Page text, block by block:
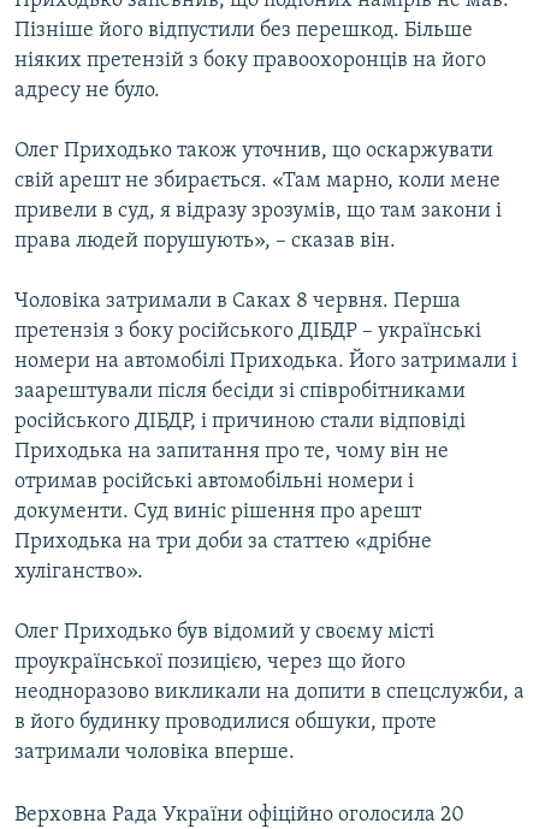
Пізніше його відпустили без перешкод. Більше
ніяких претензій з боку правоохоронців на його
адресу не було.
Олег Приходько також уточнив, що оскаржувати
свій арешт не збирається. «Там марно, коли мене
привели в суд, я відразу зрозумів, що там закони і
права людей порушують», – сказав він.
Чоловіка затримали в Саках 8 червня. Перша
претензія з боку російського ДІБДР – українські
номери на автомобілі Приходька. Його затримали і
заарештували після бесіди зі співробітниками
російського ДІБДР, і причиною стали відповіді
Приходька на запитання про те, чому він не
отримав російські автомобільні номери і
документи. Суд виніс рішення про арешт
Приходька на три доби за статтею «дрібне
хуліганство».
Олег Приходько був відомий у своєму місті
проукраїнської позицією, через що його
неодноразово викликали на допити в спецслужби, а
в його будинку проводилися обшуки, проте
затримали чоловіка вперше.
Верховна Рада України офіційно оголосила 20